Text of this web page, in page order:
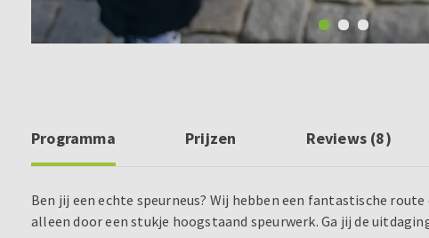
Programma Prijzen Reviews (8)
Ben jij een echte speurneus? Wij hebben een fantastische
alleen door een stukje hoogstaand speurwerk. Ga jij de